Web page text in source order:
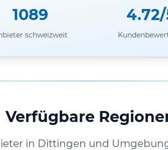
1089
schweizweit
Verfügbare
in Dittingen und